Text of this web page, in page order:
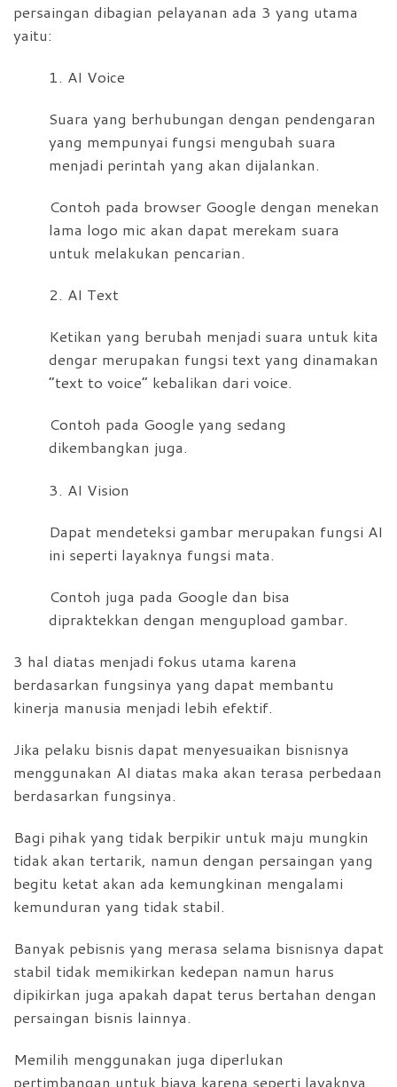
persaingan dibagian pelayanan ada 3 yang utama
yaitu:
1. AI Voice
Suara yang berhubungan dengan pendengaran
yang mempunyai fungsi mengubah suara
menjadi perintah yang akan dijalankan.
Contoh pada browser Google dengan menekan
lama logo mic akan dapat merekam suara
untuk melakukan pencarian.
2. AI Text
Ketikan yang berubah menjadi suara untuk kita
dengar merupakan fungsi text yang dinamakan
“text to voice” kebalikan dari voice.
Contoh pada Google yang sedang
dikembangkan juga.
3. AI Vision
Dapat mendeteksi gambar merupakan fungsi AI
ini seperti layaknya fungsi mata.
Contoh juga pada Google dan bisa
dipraktekkan dengan mengupload gambar.
3 hal diatas menjadi fokus utama karena
berdasarkan fungsinya yang dapat membantu
kinerja manusia menjadi lebih efektif.
Jika pelaku bisnis dapat menyesuaikan bisnisnya
menggunakan AI diatas maka akan terasa perbedaan
berdasarkan fungsinya.
Bagi pihak yang tidak berpikir untuk maju mungkin
tidak akan tertarik, namun dengan persaingan yang
begitu ketat akan ada kemungkinan mengalami
kemunduran yang tidak stabil.
Banyak pebisnis yang merasa selama bisnisnya dapat
stabil tidak memikirkan kedepan namun harus
dipikirkan juga apakah dapat terus bertahan dengan
persaingan bisnis lainnya.
Memilih menggunakan juga diperlukan
pertimbangan untuk biaya karena seperti layaknya